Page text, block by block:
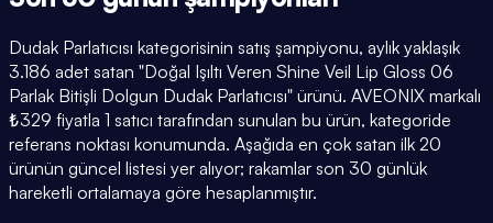
Dudak Parlatıcısı kategorisinin satış şampiyonu, aylık yaklaşık
3.186 adet satan "Doğal Işıltı Veren Shine Veil Lip Gloss 06
Parlak Bitişli Dolgun Dudak Parlatıcısı" ürünü. AVEONIX markalı
₺329 fiyatla 1 satıcı tarafından sunulan bu ürün, kategoride
referans noktası konumunda. Aşağıda en çok satan ilk 20
ürünün güncel listesi yer alıyor; rakamlar son 30 günlük
hareketli ortalamaya göre hesaplanmıştır.